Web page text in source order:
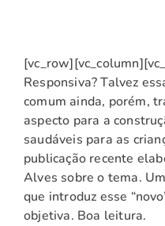
Responsiva? Talvez
comum ainda, porém,
aspecto para a
saudáveis para as
publicação recente
Alves sobre o tema.
que introduz esse
objetiva. Boa leitura.